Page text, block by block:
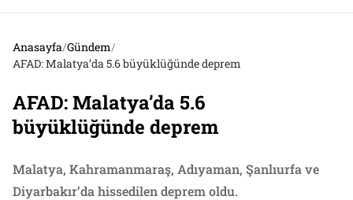
Anasayfa/Gündem/
AFAD: Malatya’da 5.6 büyüklüğünde deprem
AFAD: Malatya’da 5.6
büyüklüğünde deprem
Malatya, Kahramanmaraş, Adıyaman, Şanlıurfa ve
Diyarbakır’da hissedilen deprem oldu.